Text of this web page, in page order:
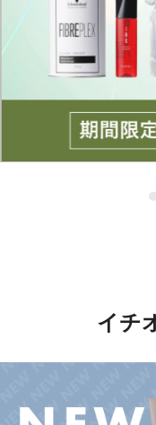
イチ